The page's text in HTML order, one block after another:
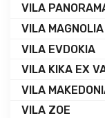
VILA
VILA
VILA EVDOKIA
VILA KIKA EX
VILA
VILA ZOE